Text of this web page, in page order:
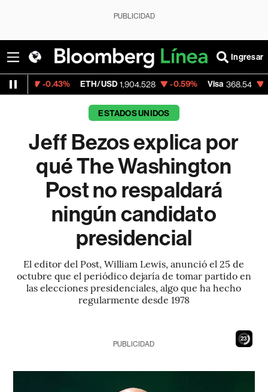
PUBLICIDAD
Ingresar
ETH/USD 1,904.528 -0.59% Visa 368.54 -0.28%
ESTADOS UNIDOS
Jeff Bezos explica por
qué The Washington
Post no respaldará
ningún candidato
presidencial
El editor del Post, William Lewis, anunció el 25 de
octubre que el periódico dejaría de tomar partido en
las elecciones presidenciales, algo que ha hecho
regularmente desde 1978
22
PUBLICIDAD